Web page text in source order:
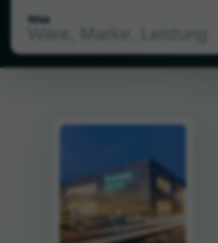
Was
Als meinen Standort wählen